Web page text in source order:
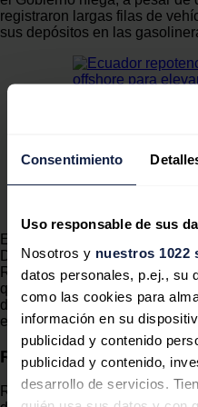
Consentimiento
Uso responsable de sus
Nosotros y nuestros 1022
datos personales, p.ej., su
como las cookies para
información en su
publicidad y contenido
publicidad y contenido,
desarrollo de servicios.
registraron largas filas de
sus depósitos en las
El proyecto busca
En la víspera, el presidente
Distribuidores de Derivados
Rosero, dijo a EFE que el
que el problema se deba a un
distribuidores tras el alza de
empezó a regir desde el
Racionamientos
Rosero señaló que han